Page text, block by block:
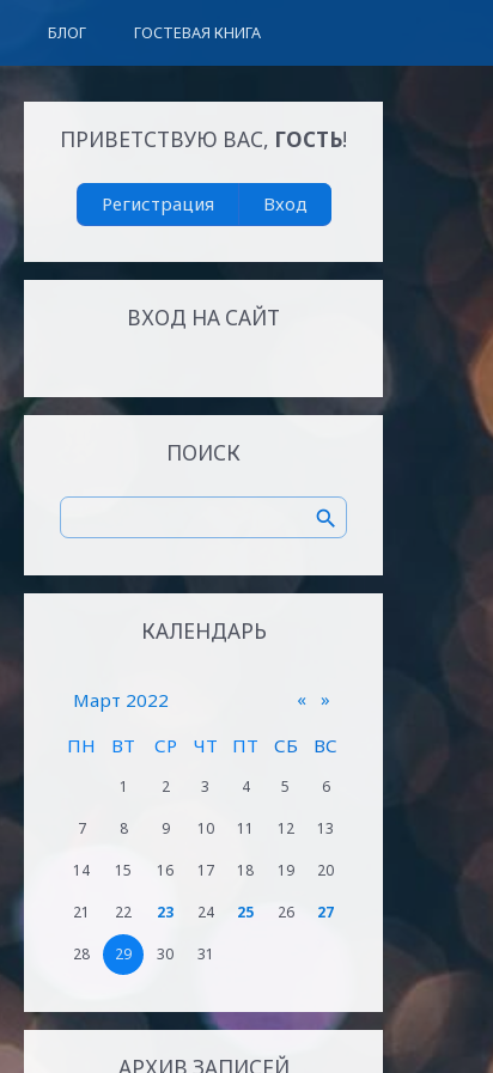
БЛОГ ГОСТЕВАЯ КНИГА
ПРИВЕТСТВУЮ ВАС, ГОСТЬ!
Регистрация Вход
ВХОД НА САЙТ
ПОИСК
КАЛЕНДАРЬ
«
Март 2022
»
ПН
ВТ СР ЧТ ПТ СБ ВС
1 2 3 4 5 6
7 8 9 10 11 12 13
14 15 16 17 18 19 20
21 22 23 24 25 26 27
28 29 30 31